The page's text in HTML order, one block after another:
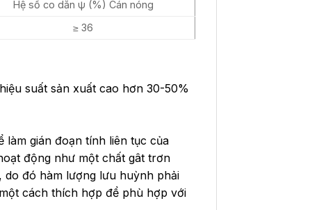
Hệ số co dẵn ψ (%) Cán nóng
≥ 36
suất sản xuất cao hơn 30-50%
gián đoạn tính liên tục của
động như một chất gât trơn
do đó hàm lượng lưu huỳnh phải
cách thích hợp để phù hợp với